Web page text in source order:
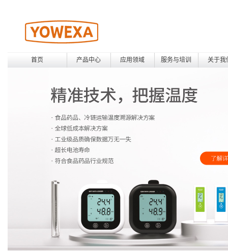
首页 产品中心 应用领域 服务与培训 关于我